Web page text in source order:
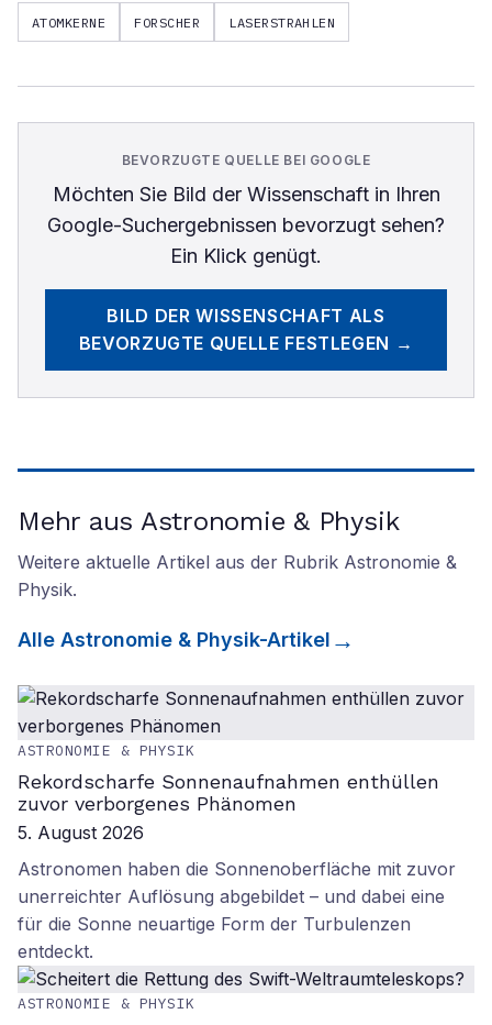
ATOMKERNE FORSCHER LASERSTRAHLEN
BEVORZUGTE QUELLE BEI GOOGLE
Möchten Sie Bild der Wissenschaftin Ihren
Google-Suchergebnissen bevorzugt sehen?
Ein Klick genügt.
BILD DER WISSENSCHAFT ALS
BEVORZUGTE QUELLE FESTLEGEN →
Mehr aus Astronomie & Physik
Weitere aktuelle Artikel aus der Rubrik Astronomie &
Physik.
Alle Astronomie & Physik-Artikel
ASTRONOMIE & PHYSIK
Rekordscharfe Sonnenaufnahmen enthüllen
zuvor verborgenes Phänomen
5. August 2026
Astronomen haben die Sonnenoberfläche mit zuvor
unerreichter Auflösung abgebildet – und dabei eine
für die Sonne neuartige Form der Turbulenzen
entdeckt.
ASTRONOMIE & PHYSIK